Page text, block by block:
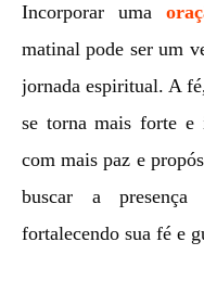
Incorporar uma
matinal pode ser um
jornada espiritual. A
se torna mais forte e
com mais paz e
buscar a
fortalecendo sua fé e